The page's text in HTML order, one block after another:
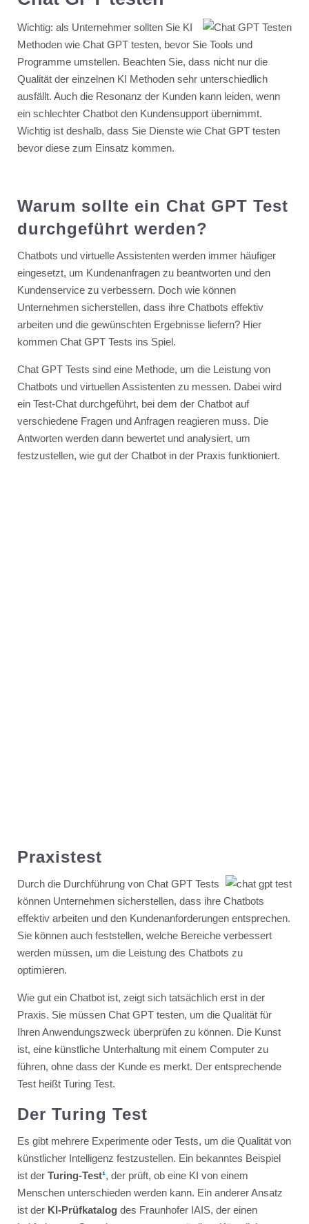
Wichtig: als Unternehmer sollten Sie KI
Methoden wie Chat GPT testen, bevor Sie Tools und
Programme umstellen. Beachten Sie, dass nicht nur die
Qualität der einzelnen KI Methoden sehr unterschiedlich
ausfällt. Auch die Resonanz der Kunden kann leiden, wenn
ein schlechter Chatbot den Kundensupport übernimmt.
Wichtig ist deshalb, dass Sie Dienste wie Chat GPT testen
bevor diese zum Einsatz kommen.
Warum sollte ein Chat GPT Test
durchgeführt werden?
Chatbots und virtuelle Assistenten werden immer häufiger
eingesetzt, um Kundenanfragen zu beantworten und den
Kundenservice zu verbessern. Doch wie können
Unternehmen sicherstellen, dass ihre Chatbots effektiv
arbeiten und die gewünschten Ergebnisse liefern? Hier
kommen Chat GPT Tests ins Spiel.
Chat GPT Tests sind eine Methode, um die Leistung von
Chatbots und virtuellen Assistenten zu messen. Dabei wird
ein Test-Chat durchgeführt, bei dem der Chatbot auf
verschiedene Fragen und Anfragen reagieren muss. Die
Antworten werden dann bewertet und analysiert, um
festzustellen, wie gut der Chatbot in der Praxis funktioniert.
Praxistest
Durch die Durchführung von Chat GPT Tests
können Unternehmen sicherstellen, dass ihre Chatbots
effektiv arbeiten und den Kundenanforderungen entsprechen.
Sie können auch feststellen, welche Bereiche verbessert
werden müssen, um die Leistung des Chatbots zu
optimieren.
Wie gut ein Chatbot ist, zeigt sich tatsächlich erst in der
Praxis. Sie müssen Chat GPT testen, um die Qualität für
Ihren Anwendungszweck überprüfen zu können. Die Kunst
ist, eine künstliche Unterhaltung mit einem Computer zu
führen, ohne dass der Kunde es merkt. Der entsprechende
Test heißt Turing Test.
Der Turing Test
Es gibt mehrere Experimente oder Tests, um die Qualität von
künstlicher Intelligenz festzustellen. Ein bekanntes Beispiel
ist der Turing-Test¹, der prüft, ob eine KI von einem
Menschen unterschieden werden kann. Ein anderer Ansatz
ist der KI-Prüfkatalogdes Fraunhofer IAIS, der einen